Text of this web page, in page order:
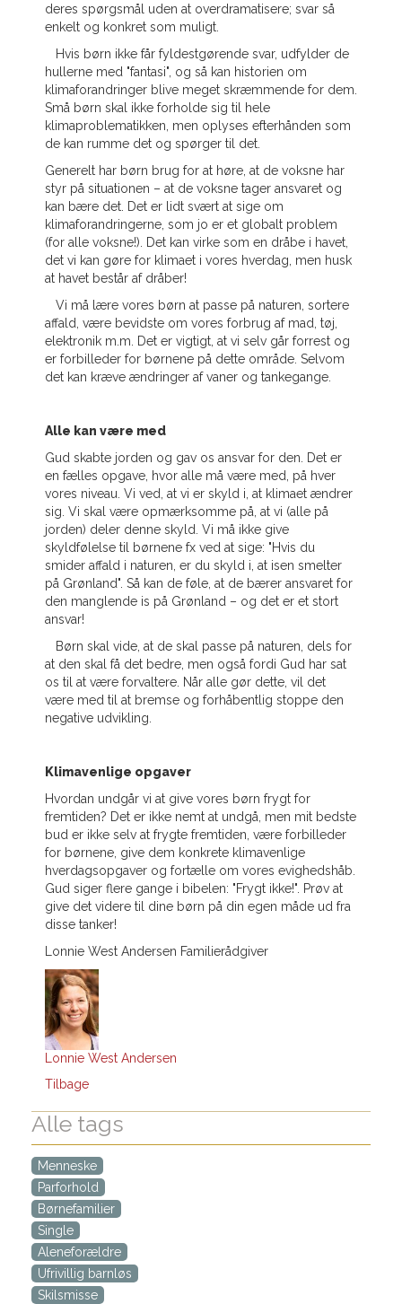
deres spørgsmål uden at overdramatisere; svar så
enkelt og konkret som muligt.
Hvis børn ikke får fyldestgørende svar, udfylder de
hullerne med "fantasi", og så kan historien om
klimaforandringer blive meget skræmmende for dem.
Små børn skal ikke forholde sig til hele
klimaproblematikken, men oplyses efterhånden som
de kan rumme det og spørger til det.
Generelt har børn brug for at høre, at de voksne har
styr på situationen – at de voksne tager ansvaret og
kan bære det. Det er lidt svært at sige om
klimaforandringerne, som jo er et globalt problem
(for alle voksne!). Det kan virke som en dråbe i havet,
det vi kan gøre for klimaet i vores hverdag, men husk
at havet består af dråber!
Vi må lære vores børn at passe på naturen, sortere
affald, være bevidste om vores forbrug af mad, tøj,
elektronik m.m. Det er vigtigt, at vi selv går forrest og
er forbilleder for børnene på dette område. Selvom
det kan kræve ændringer af vaner og tankegange.
Alle kan være med
Gud skabte jorden og gav os ansvar for den. Det er
en fælles opgave, hvor alle må være med, på hver
vores niveau. Vi ved, at vi er skyld i, at klimaet ændrer
sig. Vi skal være opmærksomme på, at vi (alle på
jorden) deler denne skyld. Vi må ikke give
skyldfølelse til børnene fx ved at sige: "Hvis du
smider affald i naturen, er du skyld i, at isen smelter
på Grønland". Så kan de føle, at de bærer ansvaret for
den manglende is på Grønland – og det er et stort
ansvar!
Børn skal vide, at de skal passe på naturen, dels for
at den skal få det bedre, men også fordi Gud har sat
os til at være forvaltere. Når alle gør dette, vil det
være med til at bremse og forhåbentlig stoppe den
negative udvikling.
Klimavenlige opgaver
Hvordan undgår vi at give vores børn frygt for
fremtiden? Det er ikke nemt at undgå, men mit bedste
bud er ikke selv at frygte fremtiden, være forbilleder
for børnene, give dem konkrete klimavenlige
hverdagsopgaver og fortælle om vores evighedshåb.
Gud siger flere gange i bibelen: "Frygt ikke!". Prøv at
give det videre til dine børn på din egen måde ud fra
disse tanker!
Lonnie West Andersen Familierådgiver
Lonnie West Andersen
Tilbage
Alle tags
Menneske
Parforhold
Børnefamilier
Single
Aleneforældre
Ufrivillig barnløs
Skilsmisse